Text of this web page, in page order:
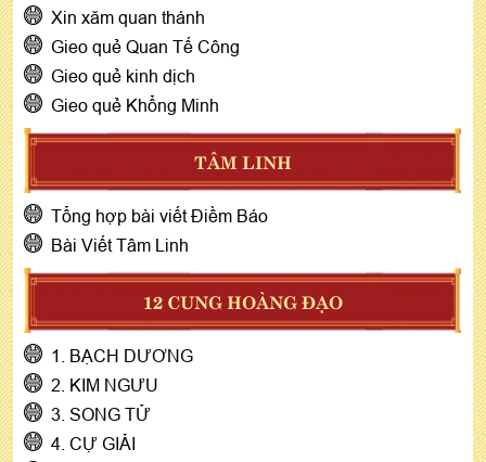
Xin xăm quan thánh
Gieo quẻ Quan Tế Công
Gieo quẻ kinh dịch
Gieo quẻ Khổng Minh
TÂM LINH
Tổng hợp bài viết Điềm Báo
Bài Viết Tâm Linh
12 CUNG HOÀNG ĐẠO
1. BẠCH DƯƠNG
2. KIM NGƯU
3. SONG TỬ
4. CỰ GIẢI